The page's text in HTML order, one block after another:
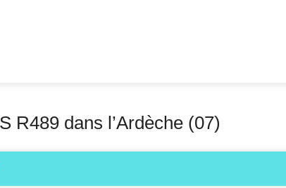
R489 dans l’Ardèche (07)